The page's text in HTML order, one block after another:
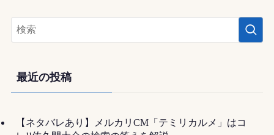
最近の投稿
【ネタバレあり】メルカリCM「テミリカルメ」はコ